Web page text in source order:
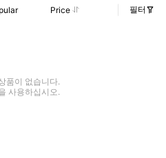
Price 필터
품이 없습니다.
사용하십시오.